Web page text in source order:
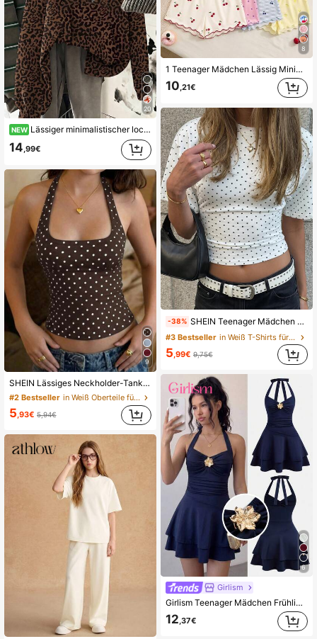
20
NEW Lässiger minimalistischer lockerer bequemer Kapuzenpullover für Teenager-Mädchen, geeignet für Herbst/Winter
14,99€
9
SHEIN Lässiges Neckholder-Tanktop, geeignet für Sommer, Muttertag, Abschlussfeier, Sommer-Oberteile
#2 Bestseller in Weiß Oberteile für Teenager-Mädchen
5,93€ 5,94€
8
1 Teenager Mädchen Lässig Minimalistisch Slim Fit Retro Süß Mini Kirsche Cami Top und Shorts Set, Sommer Haus Loungewear, Cami Set, Cami und Shorts Set, Einfacher Komfort, Chill Vibes
10,21€
-38% SHEIN Teenager Mädchen Polka Punkt Muster Taille geraffte Rundhals Kurzarm Crop Top lässig T-Shirt
#3 Bestseller in Weiß T-Shirts für Teenager-Mädchen
5 ,99€ 9,75€
6
Girlism
Girlism Teenager Mädchen Frühling/Sommer Neu Einfarbig Gestrickt Navy Blau Plissee Vorne Metall Dekor Rückenfreies Schleife Rüschen Saum Kurzes Kleid, Geeignet für Strandurlaub, verspieltes Mini-Kleid, Layering im Herbst/Winter
12,37€